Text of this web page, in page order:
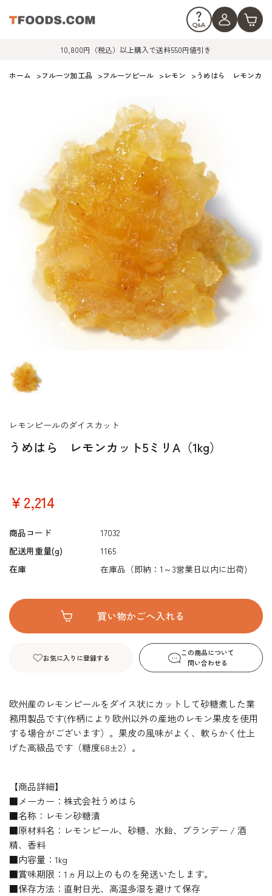
10,800円（税込）以上購入で送料550円値引き
ホーム >フルーツ加工品 >フルーツピール >レモン > うめはら レモンカッ
うめはら レモンカット5ミリA（1kg）
レモンピールのダイスカット
￥2,214
商品コード
17032
配送用重量(g)
1165
在庫
在庫品（即納：1～3営業日以内に出荷)
お気に入りに登録する
この商品について
問い合わせる
欧州産のレモンピールをダイス状にカットして砂糖煮した業
務用製品です(作柄により欧州以外の産地のレモン果皮を使用
する場合がございます）。果皮の風味がよく、軟らかく仕上
げた高級品です（糖度68±2）。
【商品詳細】
■メーカー：株式会社うめはら
■名称：レモン砂糖漬
■原材料名：レモンピール、砂糖、水飴、ブランデー / 酒
精、香料
■内容量：1kg
■賞味期限：1ヵ月以上のものを発送いたします。
■保存方法：直射日光、高温多湿を避けて保存